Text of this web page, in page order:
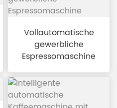
Vollautomatische
gewerbliche
Espressomaschine